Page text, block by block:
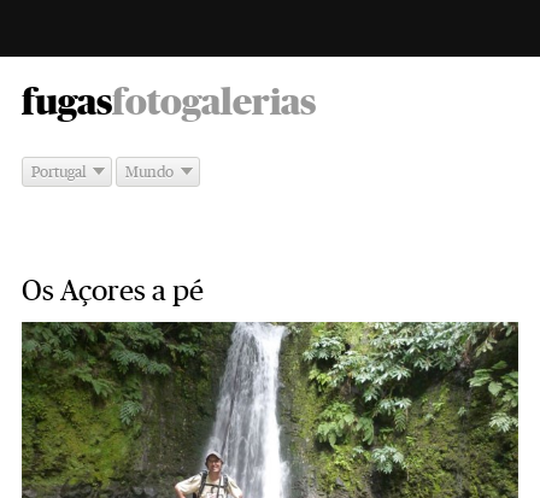
fugas -
fotogalerias
Portugal Mundo
Os Açores a pé